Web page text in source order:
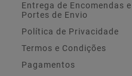
Entrega de Encomendas e
Portes de Envio
Política de Privacidade
Termos e Condições
Pagamentos